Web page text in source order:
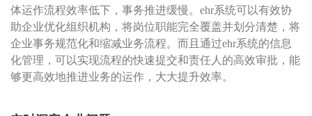
体运作流程效率低下，事务推进缓慢。ehr系统可以有效协
助企业优化组织机构，将岗位职能完全覆盖并划分清楚，将
企业事务规范化和缩减业务流程。而且通过ehr系统的信息
化管理，可以实现流程的快速提交和责任人的高效审批，能
够更高效地推进业务的运作，大大提升效率。